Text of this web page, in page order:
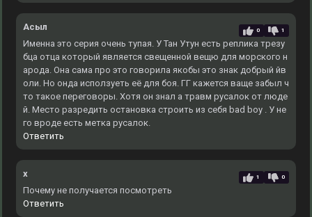
Асыл 0 1
Именна это серия очень тупая. У Тан Утун есть реплика трезу
бца отца который является свещенной вещю для морского н
арода. Она сама про это говорила якобы это знак добрый йв
оли. Но онда исползуеть её для боя. ГГ кажется ваще забыл ч
то такое переговоры. Хотя он знал а травм русалок от люде
й. Место разредить остановка строить из себя bad boy . У не
го вроде есть метка русалок.
Ответить
x 1 0
Почему не получается посмотреть
Ответить